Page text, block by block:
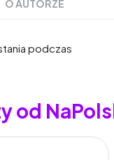
O AUTORZE
podczas
od